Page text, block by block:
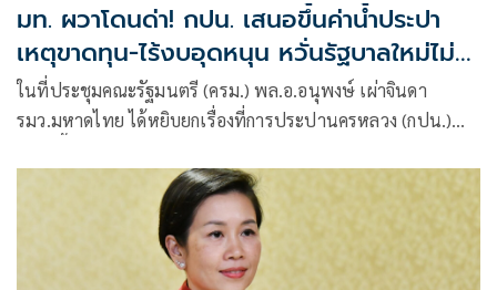
มท. ผวาโดนด่า! กปน. เสนอขึ้นค่าน้ำประปา
เหตุขาดทุน-ไร้งบอุดหนุน หวั่นรัฐบาลใหม่ไม่
อนุมัติ
ในที่ประชุมคณะรัฐมนตรี (ครม.) พล.อ.อนุพงษ์ เผ่าจินดา
รมว.มหาดไทย ได้หยิบยกเรื่องที่การประปานครหลวง (กปน.)
การดำเนินการขาดทุนมาโดยตลอด